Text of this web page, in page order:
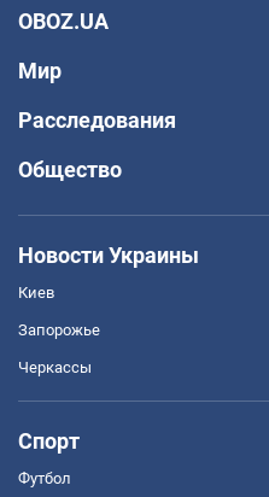
OBOZ.UA
Мир
Расследования
Общество
Новости Украины
Киев
Запорожье
Черкассы
Спорт
Футбол